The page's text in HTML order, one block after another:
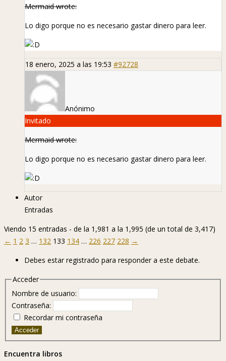
Mermaid wrote:
Lo digo porque no es necesario gastar dinero para leer.
18 enero, 2025 a las 19:53 #92728
Anónimo
Invitado
Mermaid wrote:
Lo digo porque no es necesario gastar dinero para leer.
Autor
Entradas
Viendo 15 entradas - de la 1,981 a la 1,995 (de un total de 3,417)
← 1 2 3 … 132 133 134 … 226 227 228 →
Debes estar registrado para responder a este debate.
Acceder
Nombre de usuario:
Contraseña:
Recordar mi contraseña
Acceder
Encuentra libros